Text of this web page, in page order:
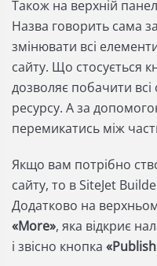
Також на верхній
Назва говорить сама
змінювати всі
сайту. Що стосується
дозволяє побачити
ресурсу. А за
перемикатись між
Якщо вам потрібно
сайту, то в SiteJet
Додатково на
«More», яка відкриє
і звісно кнопка